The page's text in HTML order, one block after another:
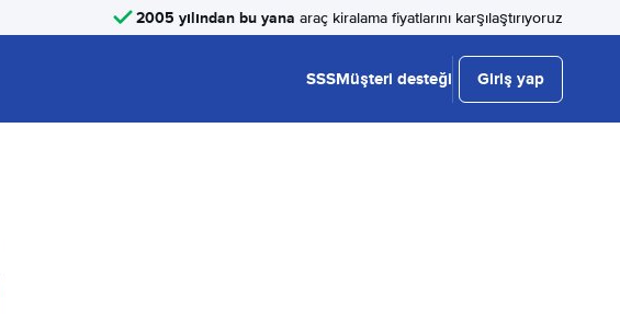
2005 yılından bu yana araç kiralama fiyatlarını karşılaştırıyoruz
SSSMüşteri desteği Giriş yap